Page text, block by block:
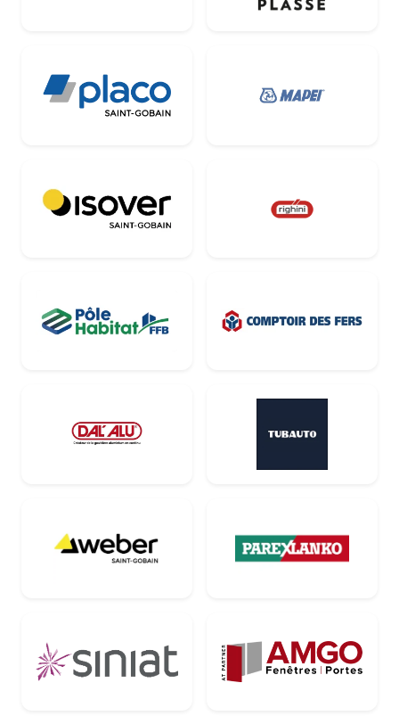
Placo Mapei
Isover Righini
Pôle Habitat FFB
Dal'Alu
Weber Parex Lanko
AMGO